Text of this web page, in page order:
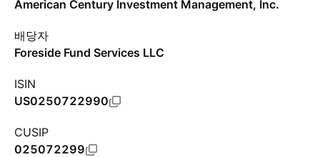
American Century Investment Management, Inc.
배당자
Foreside Fund Services LLC
ISIN
US0250722990
CUSIP
025072299